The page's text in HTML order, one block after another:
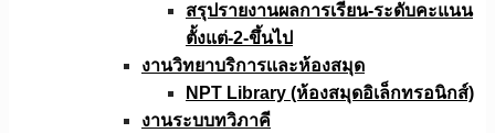
สรุปรายงานผลการเรียน-ระดับคะแนน
ตั้งแต่-2-ขึ้นไป
งานวิทยาบริการเเละห้องสมุด
NPT Library (ห้องสมุดอิเล็กทรอนิกส์)
งานระบบทวิภาคี